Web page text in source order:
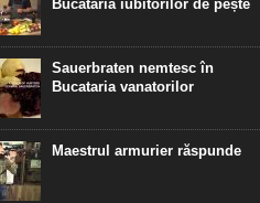
Bucătăria iubitorilor de pește
Sauerbraten nemtesc în
Bucataria vanatorilor
Maestrul armurier răspunde